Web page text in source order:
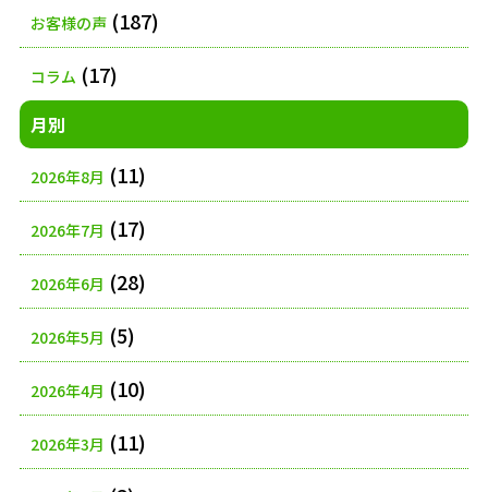
お客様の声(187)
コラム (17)
月別
2026年8月 (11)
2026年7月 (17)
2026年6月 (28)
2026年5月 (5)
2026年4月 (10)
2026年3月 (11)